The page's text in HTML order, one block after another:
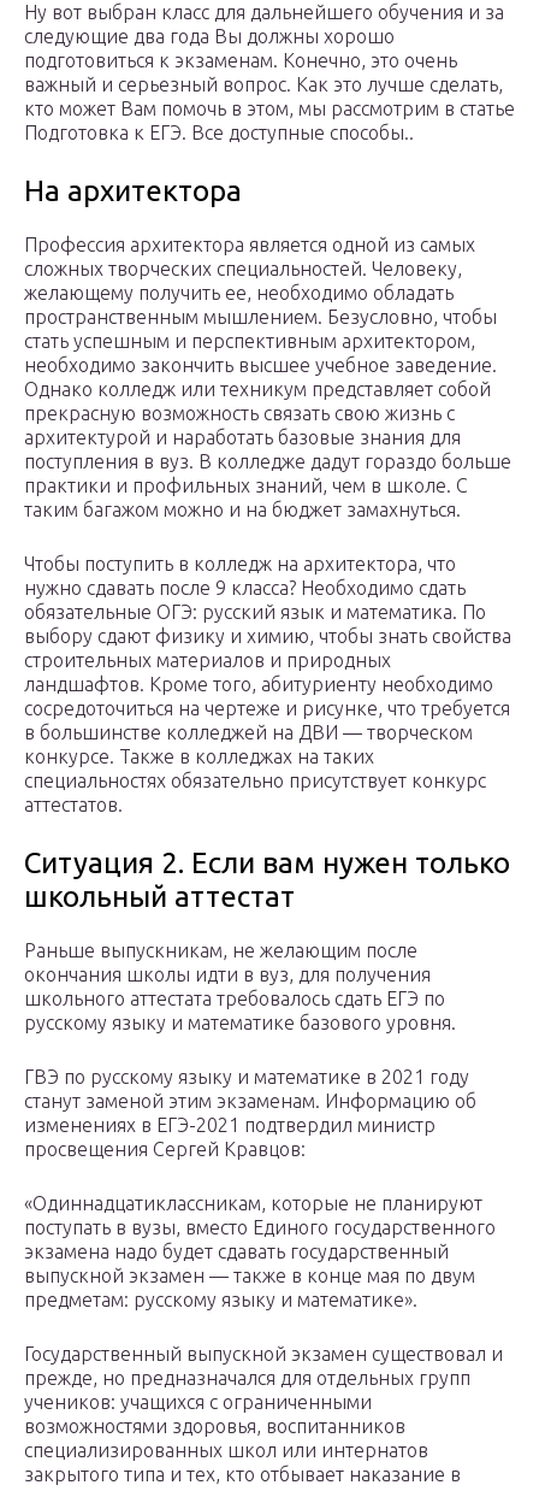
Ну вот выбран класс для дальнейшего обучения и за
следующие два года Вы должны хорошо
подготовиться к экзаменам. Конечно, это очень
важный и серьезный вопрос. Как это лучше сделать,
кто может Вам помочь в этом, мы рассмотрим в статье
Подготовка к ЕГЭ. Все доступные способы..
На архитектора
Профессия архитектора является одной из самых
сложных творческих специальностей. Человеку,
желающему получить ее, необходимо обладать
пространственным мышлением. Безусловно, чтобы
стать успешным и перспективным архитектором,
необходимо закончить высшее учебное заведение.
Однако колледж или техникум представляет собой
прекрасную возможность связать свою жизнь с
архитектурой и наработать базовые знания для
поступления в вуз. В колледже дадут гораздо больше
практики и профильных знаний, чем в школе. С
таким багажом можно и на бюджет замахнуться.
Чтобы поступить в колледж на архитектора, что
нужно сдавать после 9 класса? Необходимо сдать
обязательные ОГЭ: русский язык и математика. По
выбору сдают физику и химию, чтобы знать свойства
строительных материалов и природных
ландшафтов. Кроме того, абитуриенту необходимо
сосредоточиться на чертеже и рисунке, что требуется
в большинстве колледжей на ДВИ — творческом
конкурсе. Также в колледжах на таких
специальностях обязательно присутствует конкурс
аттестатов.
Ситуация 2. Если вам нужен только
школьный аттестат
Раньше выпускникам, не желающим после
окончания школы идти в вуз, для получения
школьного аттестата требовалось сдать ЕГЭ по
русскому языку и математике базового уровня.
ГВЭ по русскому языку и математике в 2021 году
станут заменой этим экзаменам. Информацию об
изменениях в ЕГЭ-2021 подтвердил министр
просвещения Сергей Кравцов:
«Одиннадцатиклассникам, которые не планируют
поступать в вузы, вместо Единого государственного
экзамена надо будет сдавать государственный
выпускной экзамен — также в конце мая по двум
предметам: русскому языку и математике».
Государственный выпускной экзамен существовал и
прежде, но предназначался для отдельных групп
учеников: учащихся с ограниченными
возможностями здоровья, воспитанников
специализированных школ или интернатов
закрытого типа и тех, кто отбывает наказание в